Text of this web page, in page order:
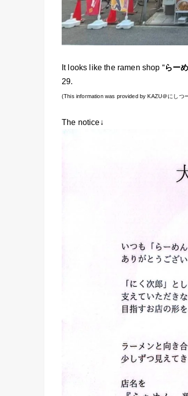
It looks like the ramen shop “らー
29.
(This information was provided by KAZU＠にしつ
The notice↓